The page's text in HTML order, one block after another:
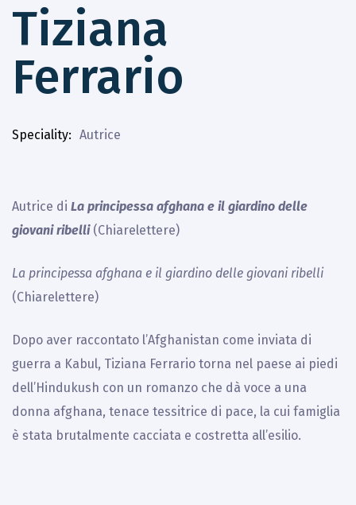
Tiziana
Ferrario
Speciality Autrice
Autrice di La principessa afghana e il giardino delle
giovani ribelli (Chiarelettere)
La principessa afghana e il giardino delle giovani ribelli
(Chiarelettere)
Dopo aver raccontato l’Afghanistan come inviata di
guerra a Kabul, Tiziana Ferrario torna nel paese ai piedi
dell’Hindukush con un romanzo che dà voce a una
donna afghana, tenace tessitrice di pace, la cui famiglia
è stata brutalmente cacciata e costretta all’esilio.